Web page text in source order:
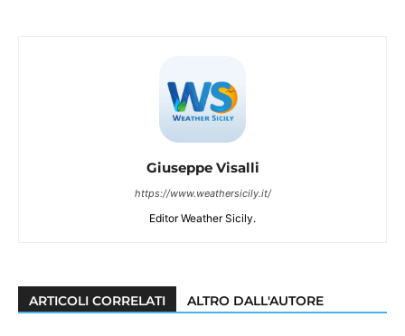
Giuseppe Visalli
https://www.weathersicily.it/
Editor Weather Sicily.
ARTICOLI CORRELATI ALTRO DALL'AUTORE